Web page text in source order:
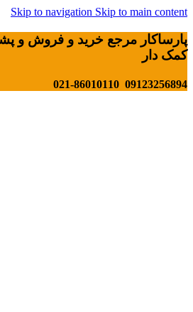
Skip to navigation Skip to main content
پارساکار مرجع خرید و فروش و
کمک دار
09123256894 021-86010110